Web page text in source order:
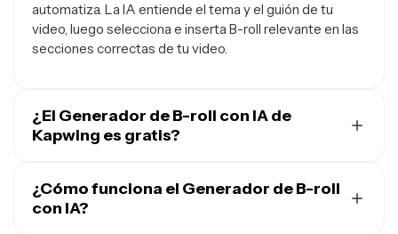
automatiza. La IA entiende el tema y el guión de tu
video, luego selecciona e inserta B-roll relevante en las
secciones correctas de tu video.
¿El Generador de B-roll con IA de
Kapwing es gratis?
Kapwing de forma gratuita. Nuestras herramientas de
IA funcionan con un sistema de créditos, donde cada
¿Cómo funciona el Generador de B-roll
con IA?